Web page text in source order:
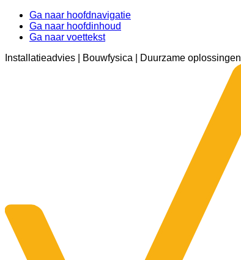
Ga naar hoofdnavigatie
Ga naar hoofdinhoud
Ga naar voettekst
Installatieadvies | Bouwfysica | Duurzame oplossingen